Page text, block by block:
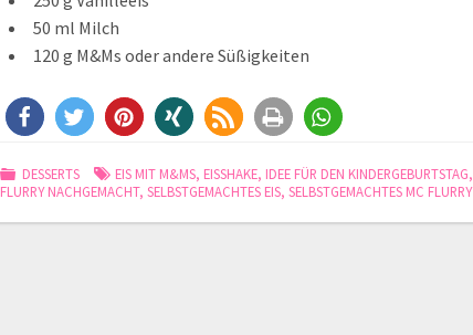
50 ml Milch
120 g M&Ms oder andere Süßigkeiten
DESSERTS EIS MIT M&MS, EISSHAKE, IDEE FÜR DEN KINDERGEBURTSTAG,
FLURRY NACHGEMACHT, SELBSTGEMACHTES EIS, SELBSTGEMACHTES MC FLURRY